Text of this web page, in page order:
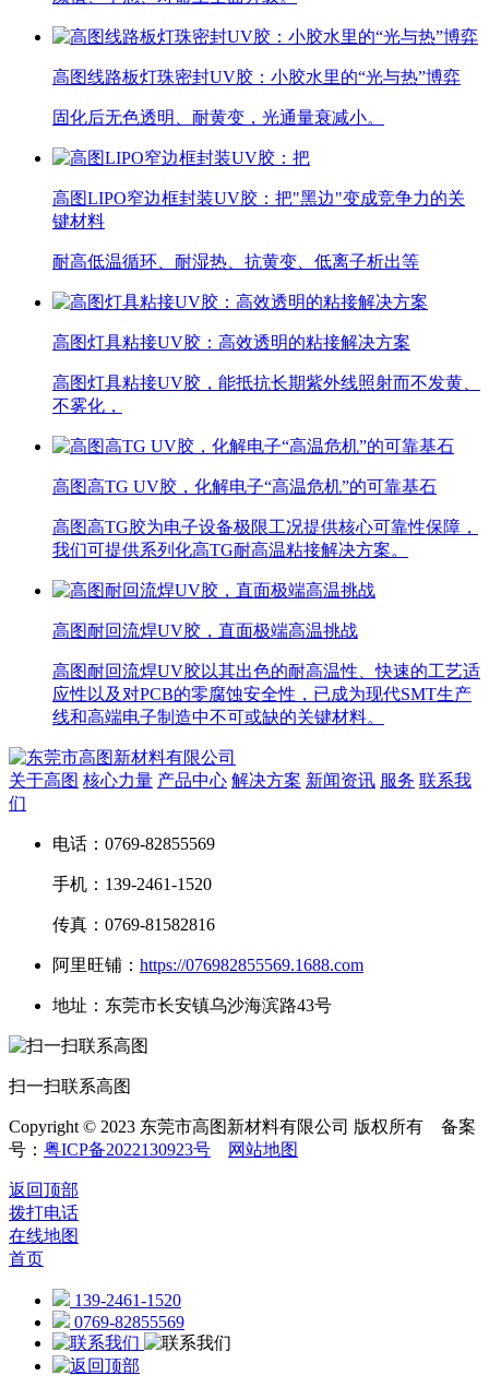
高图线路板灯珠密封UV胶：小胶水里的“光与热”博弈
固化后无色透明、耐黄变，光通量衰减小。
高图LIPO窄边框封装UV胶：把"黑边"变成竞争力的关
键材料
耐高低温循环、耐湿热、抗黄变、低离子析出等
高图灯具粘接UV胶：高效透明的粘接解决方案
高图灯具粘接UV胶，能抵抗长期紫外线照射而不发黄、
不雾化，
高图高TG UV胶，化解电子“高温危机”的可靠基石
高图高TG胶为电子设备极限工况提供核心可靠性保障，
我们可提供系列化高TG耐高温粘接解决方案。
高图耐回流焊UV胶，直面极端高温挑战
高图耐回流焊UV胶以其出色的耐高温性、快速的工艺适
应性以及对PCB的零腐蚀安全性，已成为现代SMT生产
线和高端电子制造中不可或缺的关键材料。
关于高图 核心力量 产品中心 解决方案 新闻资讯 服务 联系我
们
电话：0769-82855569
手机：139-2461-1520
传真：0769-81582816
阿里旺铺： https://076982855569.1688.com
地址：东莞市长安镇乌沙海滨路43号
扫一扫联系高图
Copyright © 2023 东莞市高图新材料有限公司 版权所有 备案
号： 粤ICP备2022130923号 网站地图
返回顶部
拨打电话
在线地图
首页
139-2461-1520
0769-82855569